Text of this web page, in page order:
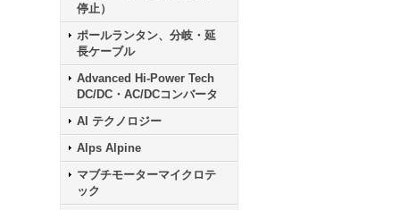
停止）
ポールランタン、分岐・延
長ケーブル
Advanced Hi-Power Tech
DC/DC・AC/DCコンバータ
AI テクノロジー
Alps Alpine
マブチモーターマイクロテ
ック